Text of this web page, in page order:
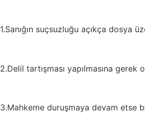
1.Sanığın suçsuzluğu açıkça dosya
2.Delil tartışması yapılmasına gerek
3.Mahkeme duruşmaya devam etse